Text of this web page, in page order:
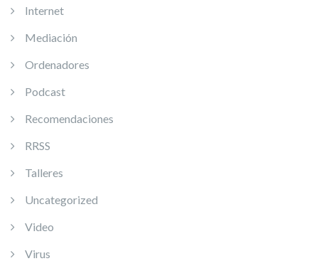
Internet
Mediación
Ordenadores
Podcast
Recomendaciones
RRSS
Talleres
Uncategorized
Video
Virus